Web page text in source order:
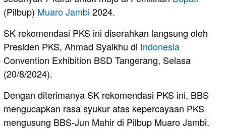
(Pilbup) Muaro Jambi 2024.
SK rekomendasi PKS ini diserahkan langsung oleh
Presiden PKS, Ahmad Syaikhu di Indonesia
Convention Exhibition BSD Tangerang, Selasa
(20/8/2024).
Dengan diterimanya SK rekomendasi PKS ini, BBS
mengucapkan rasa syukur atas kepercayaan PKS
mengusung BBS-Jun Mahir di Pilbup Muaro Jambi.